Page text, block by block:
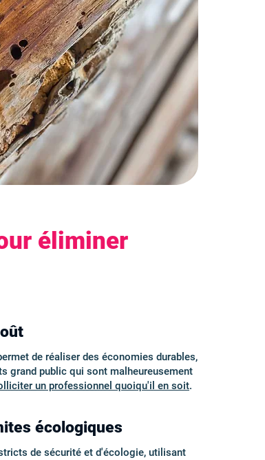
éliminer
de réaliser des économies durables,
grand public qui sont malheureusement
un professionnel quoiqu'il en soit.
écologiques
de sécurité et d'écologie, utilisant